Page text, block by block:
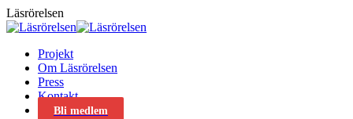
Skip
to
Läsrörelsen
Projekt
Om Läsrörelsen
Press
Kontakt
Bli medlem